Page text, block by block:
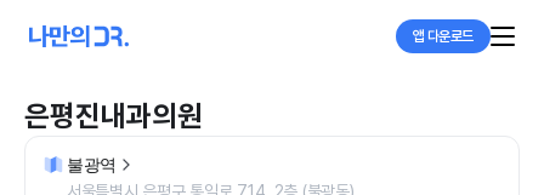
앱 다운로드
은평진내과의원
불광역